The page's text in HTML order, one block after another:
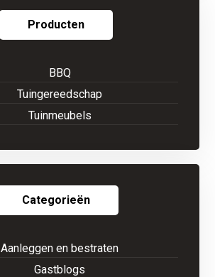
Producten
BBQ
Tuingereedschap
Tuinmeubels
Categorieën
Aanleggen en bestraten
Gastblogs